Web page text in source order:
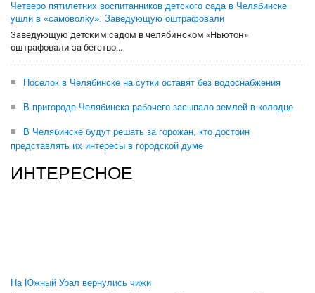
Четверо пятилетних воспитанников детского сада в Челябинске
ушли в «самоволку». Заведующую оштрафовали
Заведующую детским садом в челябинском «Ньютон»
оштрафовали за бегство...
Поселок в Челябинске на сутки оставят без водоснабжения
В пригороде Челябинска рабочего засыпало землей в колодце
В Челябинске будут решать за горожан, кто достоин
представлять их интересы в городской думе
ИНТЕРЕСНОЕ
На Южный Урал вернулись чижи